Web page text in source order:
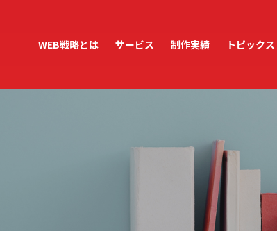
WEB戦略とは サービス 制作実績 トピックス